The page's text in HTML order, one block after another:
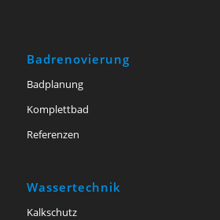
Badrenovierung
Badplanung
Komplettbad
Referenzen
Wassertechnik
Kalkschutz